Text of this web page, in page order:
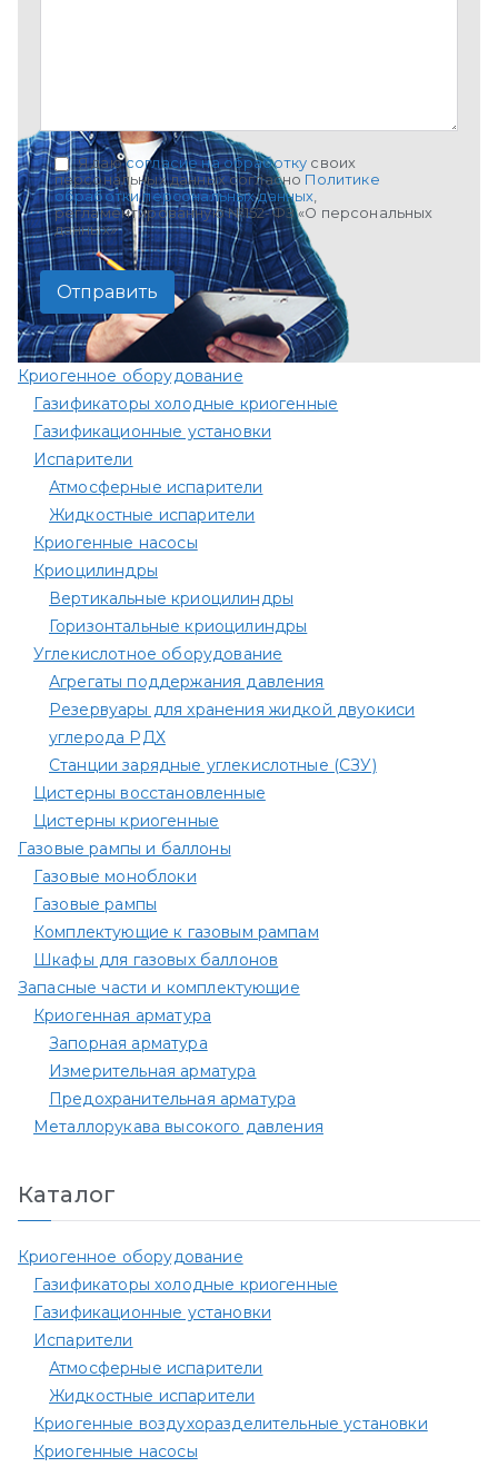
Я даюсогласие на обработку своих
персональных данных согласно Политике
обработки персональных данных
регламентированную №152-ФЗ «О персональных
данных»
Криогенное оборудование
Газификаторы холодные криогенные
Газификационные установки
Испарители
Атмосферные испарители
Жидкостные испарители
Криогенные насосы
Криоцилиндры
Вертикальные криоцилиндры
Горизонтальные криоцилиндры
Углекислотное оборудование
Агрегаты поддержания давления
Резервуары для хранения жидкой двуокиси
углерода РДХ
Станции зарядные углекислотные (СЗУ)
Цистерны восстановленные
Цистерны криогенные
Газовые рампы и баллоны
Газовые моноблоки
Газовые рампы
Комплектующие к газовым рампам​
Шкафы для газовых баллонов
Запасные части и комплектующие
Криогенная арматура
Запорная арматура
Измерительная арматура
Предохранительная арматура
Металлорукава высокого давления
Каталог
Криогенное оборудование
Газификаторы холодные криогенные
Газификационные установки
Испарители
Атмосферные испарители
Жидкостные испарители
Криогенные воздухоразделительные установки
Криогенные насосы